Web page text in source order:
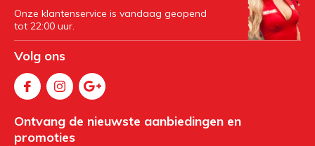
Onze klantenservice is vandaag geopend
tot 22:00 uur.
Volg ons
Ontvang de nieuwste aanbiedingen en
promoties